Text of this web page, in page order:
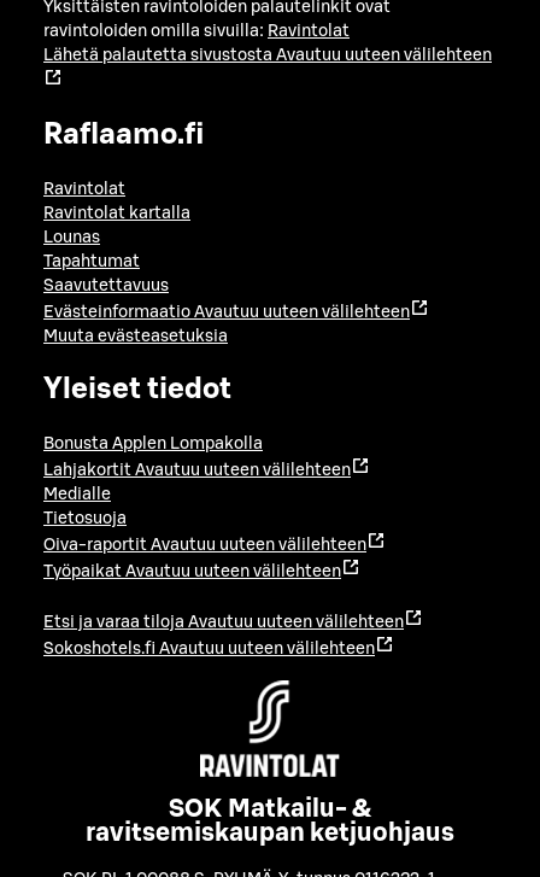
Yksittäisten ravintoloiden palautelinkit ovat
ravintoloiden omilla sivuilla: Ravintolat
Lähetä palautetta sivustosta Avautuu uuteen välilehteen
Raflaamo.fi
Ravintolat
Ravintolat kartalla
Lounas
Tapahtumat
Saavutettavuus
Evästeinformaatio Avautuu uuteen välilehteen
Muuta evästeasetuksia
Yleiset tiedot
Bonusta Applen Lompakolla
Lahjakortit Avautuu uuteen välilehteen
Medialle
Tietosuoja
Oiva-raportit Avautuu uuteen välilehteen
Työpaikat Avautuu uuteen välilehteen
Etsi ja varaa tiloja Avautuu uuteen välilehteen
Sokoshotels.fi Avautuu uuteen välilehteen
SOK Matkailu- &
ravitsemiskaupan ketjuohjaus